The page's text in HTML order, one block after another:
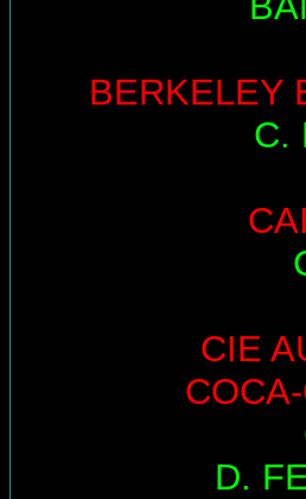
BERKELEY
C.
CIE
D.